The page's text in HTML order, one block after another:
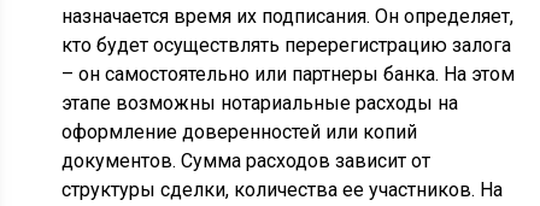
назначается время их подписания. Он определяет,
кто будет осуществлять перерегистрацию залога
– он самостоятельно или партнеры банка. На этом
этапе возможны нотариальные расходы на
оформление доверенностей или копий
документов. Сумма расходов зависит от
структуры сделки, количества ее участников. На